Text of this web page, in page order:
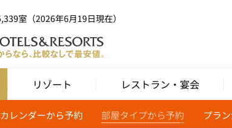
室（2026年6月19日現在）
リゾート レストラン・宴会
カレンダーから予約 部屋タイプから予約 プラ